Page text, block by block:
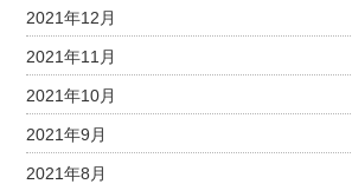
2021年12月
2021年11月
2021年10月
2021年9月
2021年8月